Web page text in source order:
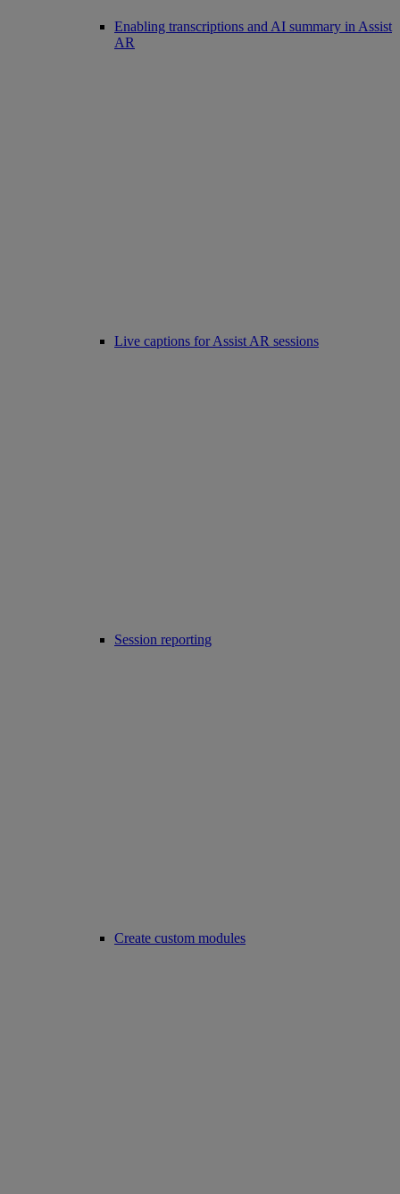
Enabling transcriptions and AI summary in Assist
AR
Live captions for Assist AR sessions
Session reporting
Create custom modules